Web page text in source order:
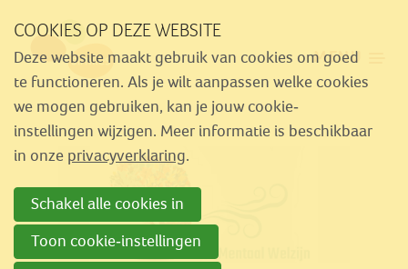
links
over
Spring
naar
navigatie
naar
hoofdinhoud
MENU
Aanbod
Nieuws
Activiteiten
Over Similes
Contact
COOKIES OP DEZE WEBSITE
Deze website maakt gebruik van cookies om goed
te functioneren. Als je wilt aanpassen welke cookies
we mogen gebruiken, kan je jouw cookie-
instellingen wijzigen. Meer informatie is beschikbaar
in onze privacyverklaring.
Schakel alle cookies in
Toon cookie-instellingen